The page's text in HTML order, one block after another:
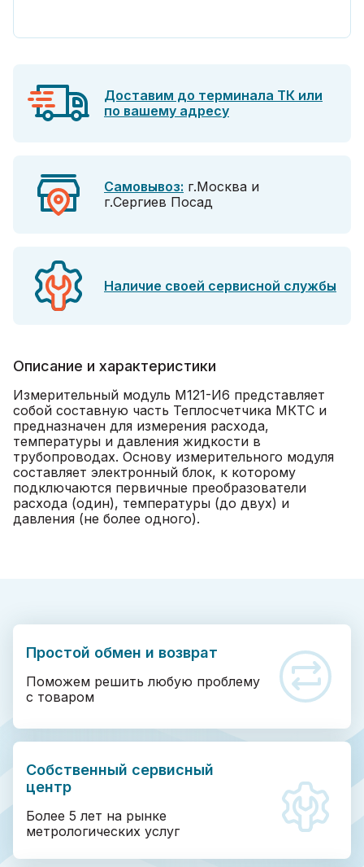
Доставим до терминала ТК или
по вашему адресу
Самовывоз: г.Москва и
г.Сергиев Посад
Наличие своей сервисной службы
Описание и характеристики
Измерительный модуль М121-И6 представляет
собой составную часть Теплосчетчика МКТС и
предназначен для измерения расхода,
температуры и давления жидкости в
трубопроводах. Основу измерительного модуля
составляет электронный блок, к которому
подключаются первичные преобразователи
расхода (один), температуры (до двух) и
давления (не более одного).
Простой обмен и возврат
Поможем решить любую проблему
с товаром
Собственный сервисный
центр
Более 5 лет на рынке
метрологических услуг